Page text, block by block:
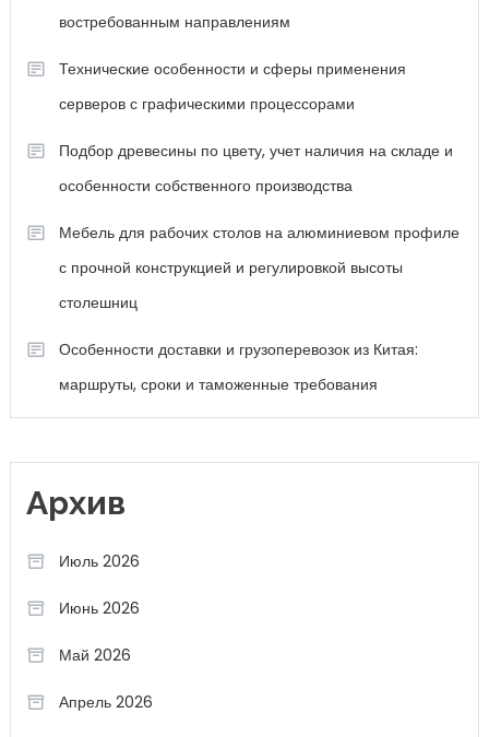
востребованным направлениям
Технические особенности и сферы применения
серверов с графическими процессорами
Подбор древесины по цвету, учет наличия на складе и
особенности собственного производства
Мебель для рабочих столов на алюминиевом профиле
с прочной конструкцией и регулировкой высоты
столешниц
Особенности доставки и грузоперевозок из Китая:
маршруты, сроки и таможенные требования
Архив
Июль 2026
Июнь 2026
Май 2026
Апрель 2026